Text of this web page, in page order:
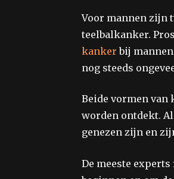
Voor mannen zijn
teelbalkanker.
kanker bij
nog steeds
Beide vormen van
worden ontdekt.
genezen zijn en
De meeste